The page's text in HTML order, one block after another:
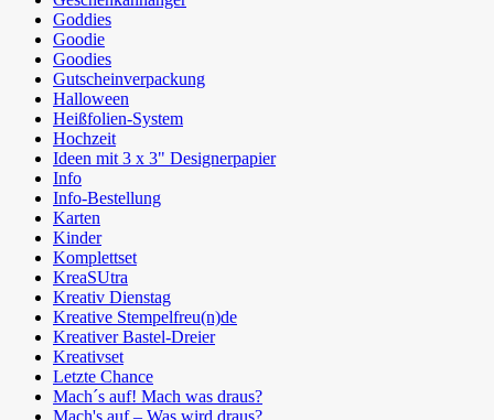
Goddies
Goodie
Goodies
Gutscheinverpackung
Halloween
Heißfolien-System
Hochzeit
Ideen mit 3 x 3" Designerpapier
Info
Info-Bestellung
Karten
Kinder
Komplettset
KreaSUtra
Kreativ Dienstag
Kreative Stempelfreu(n)de
Kreativer Bastel-Dreier
Kreativset
Letzte Chance
Mach´s auf! Mach was draus?
Mach's auf – Was wird draus?